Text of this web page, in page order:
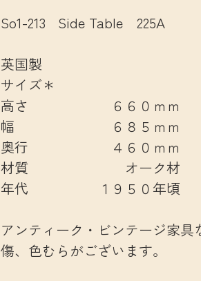
So1-213 Side Table 225A
英国製
サイズ＊
高さ ６６０ｍｍ
幅 ６８５ｍｍ
奥行 ４６０ｍｍ
材質 オーク材
年代 １９５０年頃
アンティーク・ビンテージ家
傷、色むらがございます。